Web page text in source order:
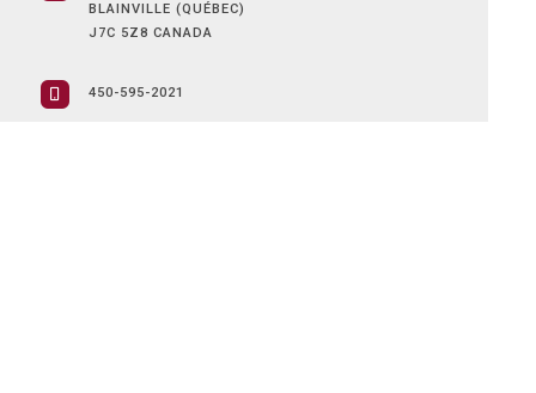
BLAINVILLE (QUÉBEC)
J7C 5Z8 CANADA
450-595-2021